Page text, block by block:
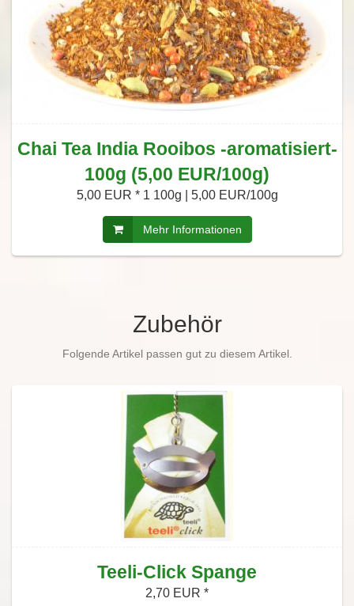
Chai Tea India Rooibos -aromatisiert-
100g (5,00 EUR/100g)
5,00 EUR * 1 100g | 5,00 EUR/100g
Mehr Informationen
Zubehör
Folgende Artikel passen gut zu diesem Artikel.
Teeli-Click Spange
2,70 EUR *